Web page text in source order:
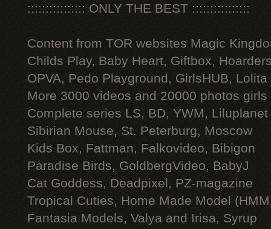
:::::::::::::::: ONLY THE BEST ::::::::::::::::
Content from TOR websites Magic
Childs Play, Baby Heart, Giftbox,
OPVA, Pedo Playground, GirlsHUB, Lolita
More 3000 videos and 20000 photos
Complete series LS, BD, YWM, Liluplanet
Sibirian Mouse, St. Peterburg, Moscow
Kids Box, Fattman, Falkovideo, Bibigon
Paradise Birds, GoldbergVideo, BabyJ
Cat Goddess, Deadpixel, PZ-magazine
Tropical Cuties, Home Made Model
Fantasia Models, Valya and Irisa, Syrup